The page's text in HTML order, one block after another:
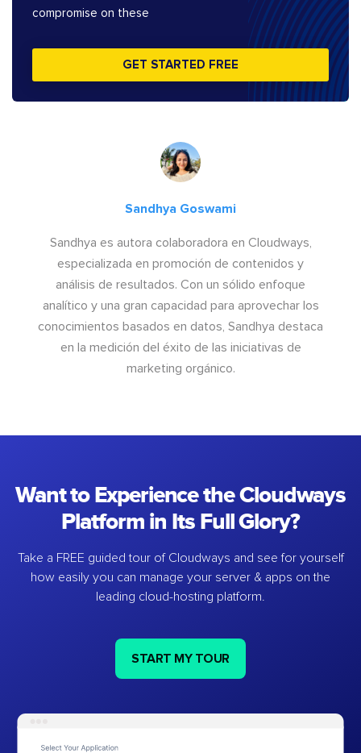
compromise on these
GET STARTED FREE
Sandhya Goswami
Sandhya es autora colaboradora en Cloudways,
especializada en promoción de contenidos y
análisis de resultados. Con un sólido enfoque
analítico y una gran capacidad para aprovechar los
conocimientos basados en datos, Sandhya destaca
en la medición del éxito de las iniciativas de
marketing orgánico.
Want to Experience the Cloudways
Platform in Its Full Glory?
Take a FREE guided tour of Cloudways and see for yourself
how easily you can manage your server & apps on the
leading cloud-hosting platform.
START MY TOUR